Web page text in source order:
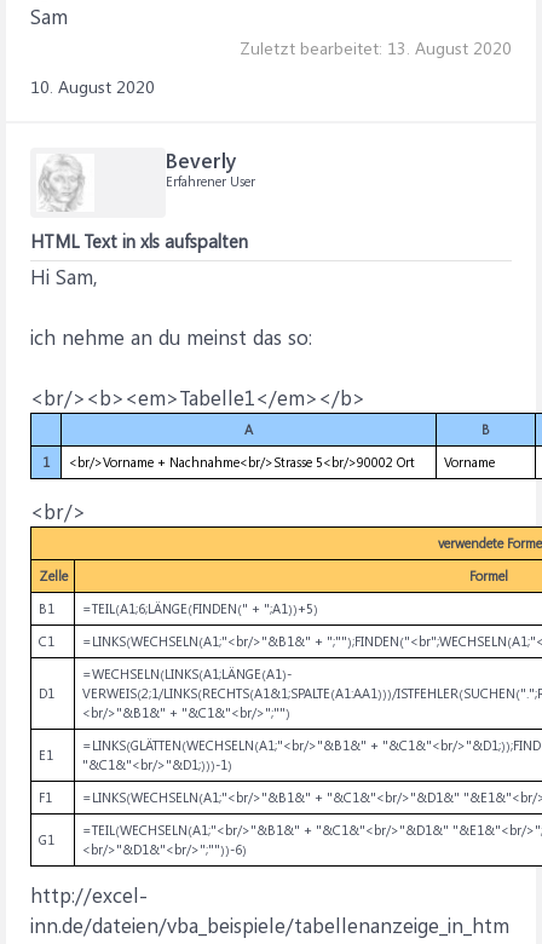
Sam
Zuletzt bearbeitet: 13. August 2020
10. August 2020
Beverly
Erfahrener User
HTML Text in xls aufspalten
Hi Sam,
ich nehme an du meinst das so:
<br/><b><em>Tabelle1</em></b>
A
B
1
<br/>Vorname + Nachnahme<br/>Strasse 5<br/>90002 Ort Vorname
<br/>
verwendete
Zelle
Formel
B1
=TEIL(A1;6;LÄNGE(FINDEN(" + ";A1))+5)
C1
=LINKS(WECHSELN(A1;"<br/>"&B1&" +
D1
=WECHSELN(LINKS(A1;LÄNGE(A1)-
VERWEIS(2;1/LINKS(RECHTS(A1&1;SPALTE(A1:AA1)))/
<br/>"&B1&" + "&C1&"<br/>";"")
E1
=LINKS(GLÄTTEN(WECHSELN(A1;"<br/>"&B1&" + "&C1&"<br/
"&C1&"<br/>"&D1;)))-1)
F1
=LINKS(WECHSELN(A1;"<br/>"&B1&" + "&C1&"<br/>"&D1&" "&E1&"<br/
G1
=TEIL(WECHSELN(A1;"<br/>"&B1&" + "&C1&"<br/>"&D1&" "&E1&"<br/
<br/>"&D1&"<br/>";""))-6)
http://excel-
inn.de/dateien/vba_beispiele/tabellenanzeige_in_htm